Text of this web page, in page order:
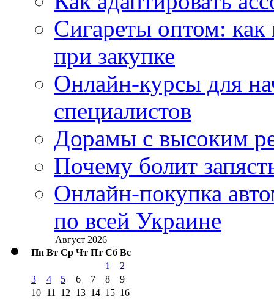
Сигареты оптом:
при закупке
Онлайн-курсы для
специалистов
Дорамы с высоким
Почему болит
Онлайн-покупка
по всей Украине
Август 2026
Пн Вт Ср Чт Пт Сб Вс
1
2
3
4 5 6 7 8
9
10 11 12 13 14 15 16